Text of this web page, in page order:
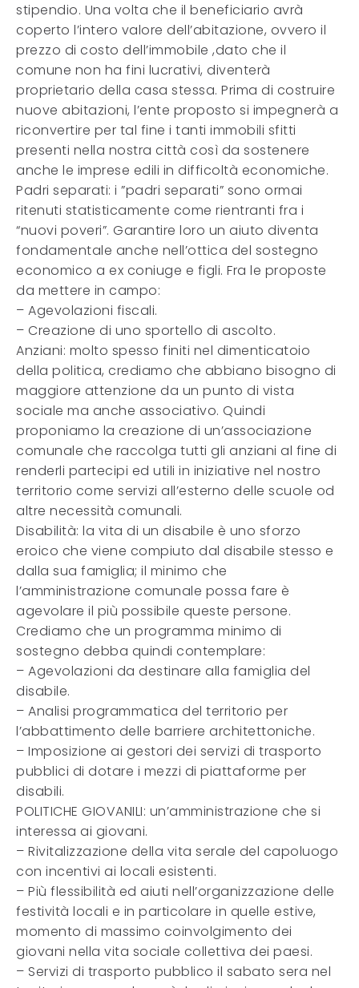
stipendio. Una volta che il beneficiario avrà
coperto l’intero valore dell’abitazione, ovvero il
prezzo di costo dell’immobile ,dato che il
comune non ha fini lucrativi, diventerà
proprietario della casa stessa. Prima di costruire
nuove abitazioni, l’ente proposto si impegnerà a
riconvertire per tal fine i tanti immobili sfitti
presenti nella nostra città così da sostenere
anche le imprese edili in difficoltà economiche.
Padri separati: i ”padri separati” sono ormai
ritenuti statisticamente come rientranti fra i
“nuovi poveri”. Garantire loro un aiuto diventa
fondamentale anche nell’ottica del sostegno
economico a ex coniuge e figli. Fra le proposte
da mettere in campo:
– Agevolazioni fiscali.
– Creazione di uno sportello di ascolto.
Anziani: molto spesso finiti nel dimenticatoio
della politica, crediamo che abbiano bisogno di
maggiore attenzione da un punto di vista
sociale ma anche associativo. Quindi
proponiamo la creazione di un’associazione
comunale che raccolga tutti gli anziani al fine di
renderli partecipi ed utili in iniziative nel nostro
territorio come servizi all’esterno delle scuole od
altre necessità comunali.
Disabilità: la vita di un disabile è uno sforzo
eroico che viene compiuto dal disabile stesso e
dalla sua famiglia; il minimo che
l’amministrazione comunale possa fare è
agevolare il più possibile queste persone.
Crediamo che un programma minimo di
sostegno debba quindi contemplare:
– Agevolazioni da destinare alla famiglia del
disabile.
– Analisi programmatica del territorio per
l’abbattimento delle barriere architettoniche.
– Imposizione ai gestori dei servizi di trasporto
pubblici di dotare i mezzi di piattaforme per
disabili.
POLITICHE GIOVANILI: un’amministrazione che si
interessa ai giovani.
– Rivitalizzazione della vita serale del capoluogo
con incentivi ai locali esistenti.
– Più flessibilità ed aiuti nell’organizzazione delle
festività locali e in particolare in quelle estive,
momento di massimo coinvolgimento dei
giovani nella vita sociale collettiva dei paesi.
– Servizi di trasporto pubblico il sabato sera nel